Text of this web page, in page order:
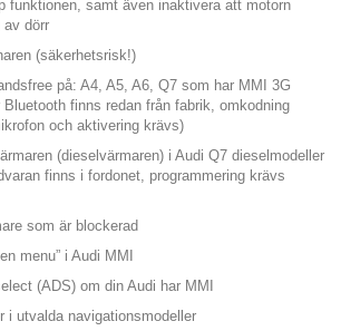
funktionen, samt även inaktivera att motorn
av dörr
(säkerhetsrisk!)
på: A4, A5, A6, Q7 som har MMI 3G
finns redan från fabrik, omkodning
och aktivering krävs)
(dieselvärmaren) i Audi Q7 dieselmodeller
finns i fordonet, programmering krävs
som är blockerad
menu” i Audi MMI
(ADS) om din Audi har MMI
i utvalda navigationsmodeller